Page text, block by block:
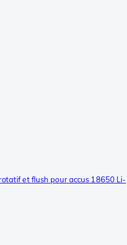
et flush pour accus 18650 Li-